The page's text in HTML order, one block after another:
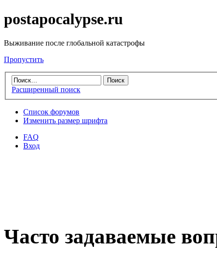
postapocalypse.ru
Выживание после глобальной катастрофы
Пропустить
Расширенный поиск
Список форумов
Изменить размер шрифта
FAQ
Вход
Часто задаваемые